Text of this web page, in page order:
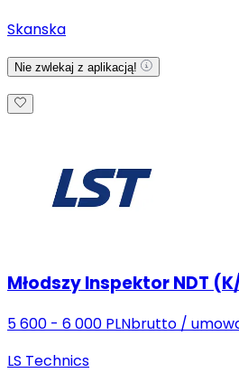
Skanska
Nie zwlekaj z aplikacją!
Młodszy Inspektor NDT
5 600 - 6 000 PLNbrutto /
LS Technics